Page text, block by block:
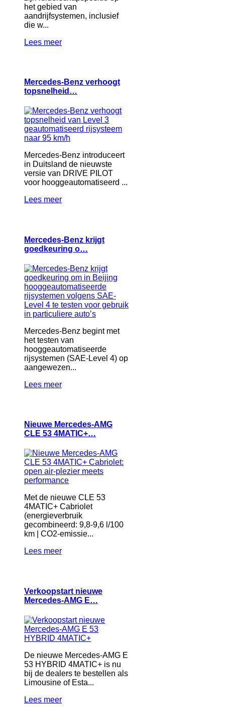
het gebied van
aandrijfsystemen, inclusief
die w...
Lees meer
Mercedes-Benz verhoogt
topsnelheid…
Mercedes-Benz introduceert
in Duitsland de nieuwste
versie van DRIVE PILOT
voor hooggeautomatiseerd ...
Lees meer
Mercedes-Benz krijgt
goedkeuring o…
Mercedes-Benz begint met
het testen van
hooggeautomatiseerde
rijsystemen (SAE-Level 4) op
aangewezen...
Lees meer
Nieuwe Mercedes-AMG
CLE 53 4MATIC+…
Met de nieuwe CLE 53
4MATIC+ Cabriolet
(energieverbruik
gecombineerd: 9,8-9,6 l/100
km | CO2-emissie...
Lees meer
Verkoopstart nieuwe
Mercedes-AMG E…
De nieuwe Mercedes-AMG E
53 HYBRID 4MATIC+ is nu
bij de dealers te bestellen als
Limousine of Esta...
Lees meer